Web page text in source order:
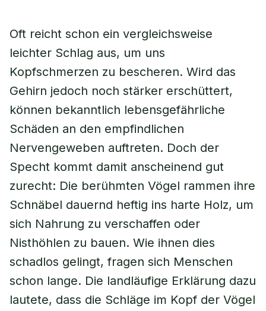
Oft reicht schon ein vergleichsweise
leichter Schlag aus, um uns
Kopfschmerzen zu bescheren. Wird das
Gehirn jedoch noch stärker erschüttert,
können bekanntlich lebensgefährliche
Schäden an den empfindlichen
Nervengeweben auftreten. Doch der
Specht kommt damit anscheinend gut
zurecht: Die berühmten Vögel rammen ihre
Schnäbel dauernd heftig ins harte Holz, um
sich Nahrung zu verschaffen oder
Nisthöhlen zu bauen. Wie ihnen dies
schadlos gelingt, fragen sich Menschen
schon lange. Die landläufige Erklärung dazu
lautete, dass die Schläge im Kopf der Vögel